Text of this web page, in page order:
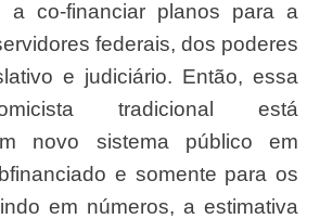
a co-financiar planos para a
federais, dos poderes
e judiciário. Então, essa
tradicional está
novo sistema público em
e somente para os
em números, a estimativa